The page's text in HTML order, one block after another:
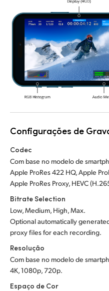
Configurações de
Codec
Com base no modelo de
Apple ProRes 422 HQ, Apple
Apple ProRes Proxy, HEVC
Bitrate Selection
Low, Medium, High, Max.
Optional automatically
proxy files for each recording.
Resolução
Com base no modelo de
4K, 1080p, 720p.
Espaço de Cor